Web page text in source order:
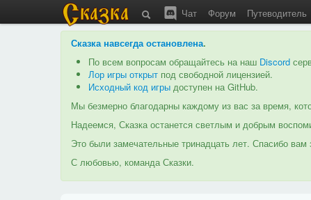
Чат Форум Путеводитель
Сказка навсегда остановлена.
По всем вопросам обращайтесь на наш Discord
Лор игры открыт под свободной лицензией.
Исходный код игры доступен на GitHub.
Мы безмерно благодарны каждому из вас за время,
Надеемся, Сказка останется светлым и добрым
Это были замечательные тринадцать лет. Спасибо вам
С любовью, команда Сказки.